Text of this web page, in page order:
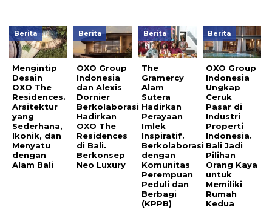
Berita
Mengintip
Desain
OXO The
Residences.
Arsitektur
yang
Sederhana,
Ikonik, dan
Menyatu
dengan
Alam Bali
Berita
OXO Group
Indonesia
dan Alexis
Dornier
Berkolaborasi
Hadirkan
OXO The
Residences
di Bali.
Berkonsep
Neo Luxury
Berita
The
Gramercy
Alam
Sutera
Hadirkan
Perayaan
Imlek
Inspiratif.
Berkolaborasi
dengan
Komunitas
Perempuan
Peduli dan
Berbagi
(KPPB)
Berita
OXO Group
Indonesia
Ungkap
Ceruk
Pasar di
Industri
Properti
Indonesia.
Bali Jadi
Pilihan
Orang Kaya
untuk
Memiliki
Rumah
Kedua